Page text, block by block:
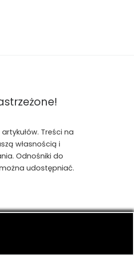
Treści na
własnością i
Odnośniki do
udostępniać.
RSO, THC.